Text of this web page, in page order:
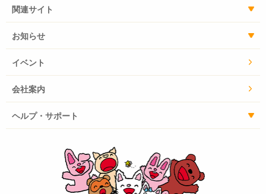
関連サイト
お知らせ
イベント
会社案内
ヘルプ・サポート